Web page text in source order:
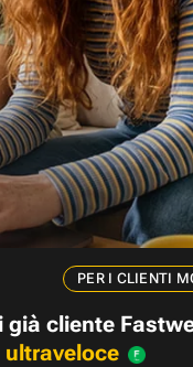
PER I CLIENTI
già cliente
ultraveloce